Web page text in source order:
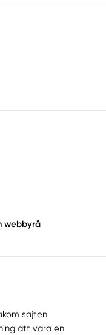
webbyrå
sajten
att vara en